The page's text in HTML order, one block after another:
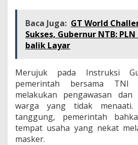
Baca Juga: GT World
Sukses, Gubernur NTB:
balik Layar
Merujuk pada Instruksi
pemerintah bersama
melakukan pengawasan
warga yang tidak menaati.
tanggung, pemerintah
tempat usaha yang nekat
masker.